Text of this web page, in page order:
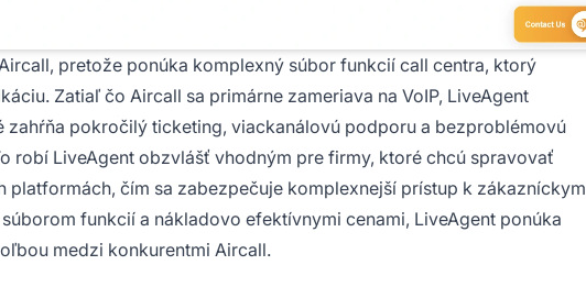
pretože ponúka komplexný súbor funkcií call centra, ktorý
Zatiaľ čo Aircall sa primárne zameriava na VoIP, LiveAgent
zahŕňa pokročilý ticketing, viackanálovú podporu a bezproblémovú
robí LiveAgent obzvlášť vhodným pre firmy, ktoré chcú spravovať
platformách, čím sa zabezpečuje komplexnejší prístup k zákazníckym
funkcií a nákladovo efektívnymi cenami, LiveAgent ponúka
medzi konkurentmi Aircall.